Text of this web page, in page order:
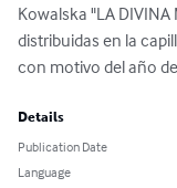
Kowalska "LA DIVINA
distribuidas en la
con motivo del año
Details
Publication Date
Language